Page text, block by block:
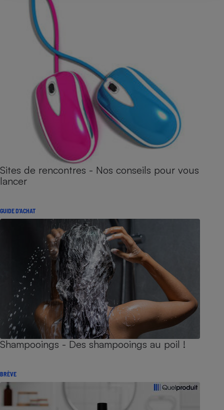
Sites de rencontres - Nos conseils pour vous
lancer
GUIDE D'ACHAT
Shampooings - Des shampooings au poil !
BRÈVE